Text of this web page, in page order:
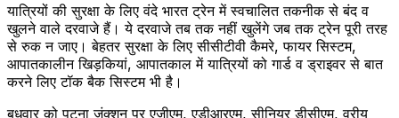
यात्रियों की सुरक्षा के लिए वंदे भारत ट्रेन में स्वचालित तकनीक से बंद व
खुलने वाले दरवाजे हैं। ये दरवाजे तब तक नहीं खुलेंगे जब तक ट्रेन पूरी तरह
से रुक न जाए। बेहतर सुरक्षा के लिए सीसीटीवी कैमरे, फायर सिस्टम,
आपातकालीन खिड़कियां, आपातकाल में यात्रियों को गार्ड व ड्राइवर से बात
करने लिए टॉक बैक सिस्टम भी है।
बुधवार को पटना जंक्शन पर एजीएम, एडीआरएम, सीनियर डीसीएम, वरीय